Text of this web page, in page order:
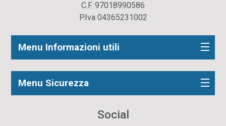
C.F. 97018990586
P.Iva 04365231002
Menu Informazioni utili
Menu Sicurezza
Social